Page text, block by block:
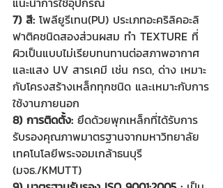
7) สี: โพลียูรีเทน(PU) ประเภทอะคริลิคอะลิ
ฟาติคชนิดสองส่วนผสม ทำ TEXTURE ที่
ผิวเป็นแบบไม่เรียบทนทานต่อสภาพอากาศ
และแสง UV สารเคมี เช่น กรด, ด่าง เหมาะ
กับโครงสร้างเหล็กทุกชนิด และเหมาะกับการ
ใช้งานภายนอก
8) การติดตั้ง: ยึดด้วยพุกเหล็กที่ได้รับการ
รับรองคุณภาพมาตรฐานจากมหาวิทยาลัย
เทคโนโลยีพระจอมเกล้าธนบุรี
(มจธ./KMUTT)